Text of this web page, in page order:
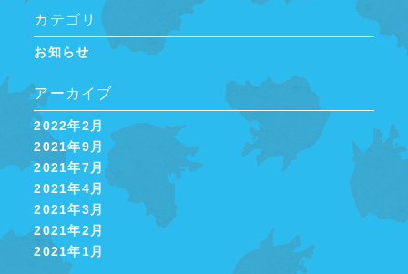
カテゴリ
お知らせ
アーカイブ
2022年2月
2021年9月
2021年7月
2021年4月
2021年3月
2021年2月
2021年1月